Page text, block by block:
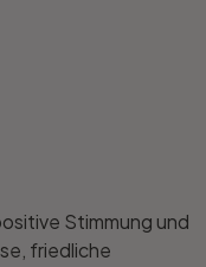
Stimmung und
friedliche